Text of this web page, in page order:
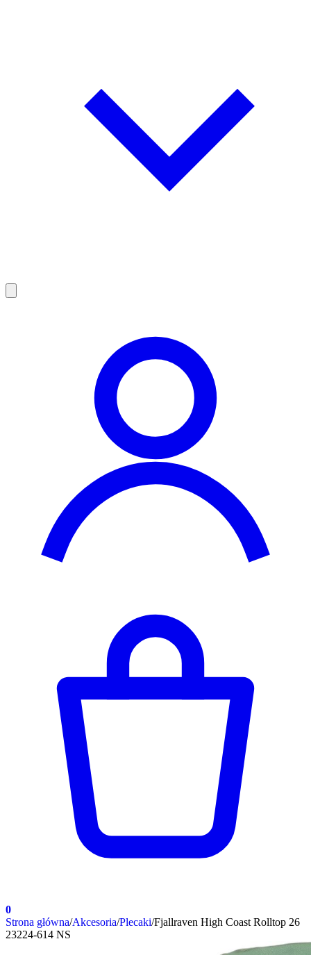
0
Strona główna/Akcesoria/Plecaki/Fjallraven High Coast Rolltop 26
23224-614 NS